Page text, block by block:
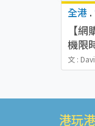
全港 .
【
機限
機低
文 :
港玩